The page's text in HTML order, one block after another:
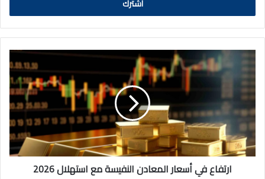
ارتفاع
في
أسعار
المعادن
النفيسة
مع
استهلال
2026
ارتفاع في أسعار المعادن النفيسة مع استهلال 2026